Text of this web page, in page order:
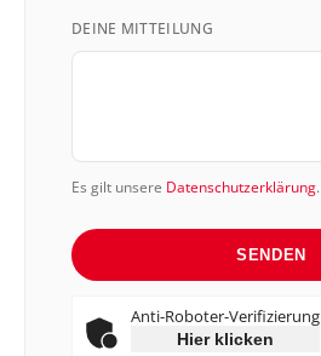
DEINE MITTEILUNG
Es gilt unsere Datenschutzerklärung.
SENDEN
Anti-Roboter-Verifizierung
Hier klicken